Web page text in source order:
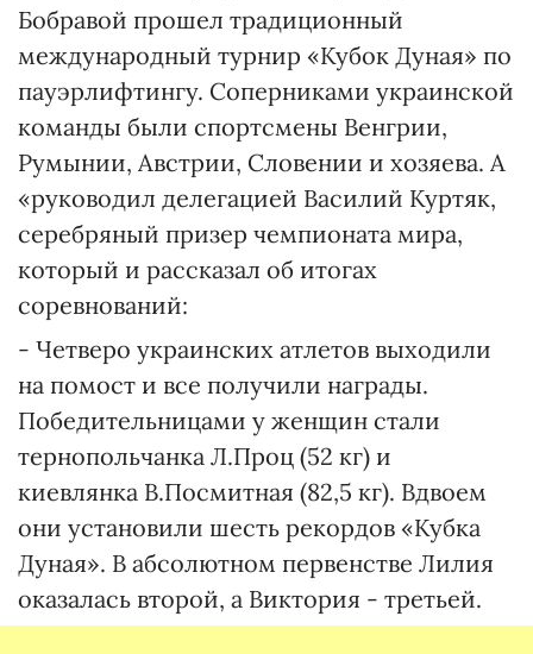
Бобравой прошел традиционный
международный турнир «Кубок Дуная» по
пауэрлифтингу. Соперниками украинской
команды были спортсмены Венгрии,
Румынии, Австрии, Словении и хозяева. А
«руководил делегацией Василий Куртяк,
серебряный призер чемпионата мира,
который и рассказал об итогах
соревнований:
- Четверо украинских атлетов выходили
на помост и все получили награды.
Победительницами у женщин стали
тернопольчанка Л.Проц (52 кг) и
киевлянка В.Посмитная (82,5 кг). Вдвоем
они установили шесть рекордов «Кубка
Дуная». В абсолютном первенстве Лилия
оказалась второй, а Виктория - третьей.